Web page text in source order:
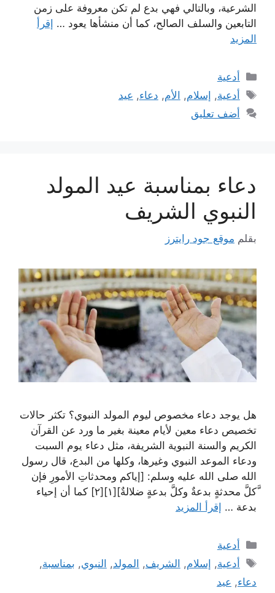
الشرعية، وبالتالي فهي بدع لم تكن معروفة على زمن
التابعين والسلف الصالح، كما أن منشأها يعود … إقرأ
المزيد
التصنيفات
أدعية
الوسوم
أدعية, إسلام, الأم, دعاء, عيد
أضف تعليق
دعاء بمناسبة عيد المولد
النبوي الشريف
بقلم موقع جود رايترز
هل يوجد دعاء مخصوص ليوم المولد النبوي؟ تكثر حالات
تخصيص دعاء معين لأيام معينة بغير ما ورد عن القرآن
الكريم والسنة النبوية الشريفة، مثل دعاء يوم السبت
ودعاء الموعد النبوي وغيرها، وكلها من البدع، قال رسول
الله صلى الله عليه وسلم: [إياكم ومحدثاتِ الأمورِ فإن
َّكلَّ محدثةٍ بدعةٌ وكلَّ بدعةٍ ضلالةٌ][١][٢] كما أن إحياء
بدعة … إقرأ المزيد
التصنيفات
أدعية
الوسوم
أدعية, إسلام, الشريف, المولد, النبوي, بمناسبة,
دعاء, عيد